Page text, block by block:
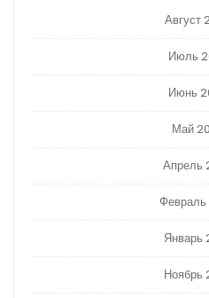
Август
Июль
Июнь
Май
Апрель
Январь
Ноябрь